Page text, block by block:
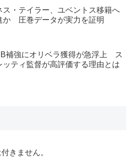
ス・テイラー、ユベントス移籍へ
か 圧巻データが実力を証明
補強にオリベラ獲得が急浮上 ス
ッティ監督が高評価する理由とは
きません。